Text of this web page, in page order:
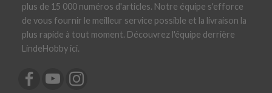
plus de 15 000 numéros d'articles. Notre équipe s'efforce
de vous fournir le meilleur service possible et la livraison la
plus rapide à tout moment. Découvrez l'équipe derrière
LindeHobby ici.